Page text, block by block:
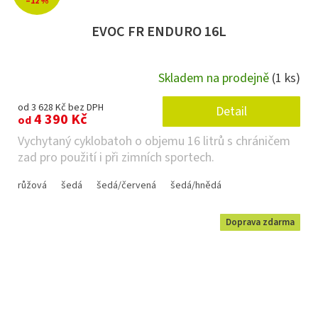
EVOC FR ENDURO 16L
Skladem na prodejně (1 ks)
od 3 628 Kč bez DPH
od4 390 Kč
Detail
Vychytaný cyklobatoh o objemu 16 litrů s chráničem
zad pro použití i při zimních sportech.
růžová šedá šedá/červená šedá/hnědá
Doprava zdarma